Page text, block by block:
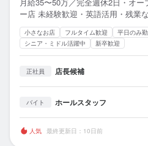
ー店 未経験歓迎・英語活用・残業
小さなお店 フルタイム歓迎 平日のみ
シニア・ミドル活躍中
新卒歓迎
正社員 店長候補
バイト ホールスタッフ
人気 最終更新日：10日前